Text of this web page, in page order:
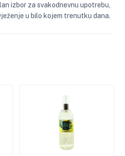
izbor za svakodnevnu upotrebu,
u bilo kojem trenutku dana.